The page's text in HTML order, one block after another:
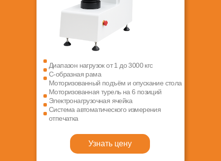
Диапазон нагрузок от 1 до 3000 кгс
С-образная рама
Моторизованный подъём и опускание стола
Моторизованная турель на 6 позиций
Электронагрузочная ячейка
Система автоматического измерения
отпечатка
Узнать цену